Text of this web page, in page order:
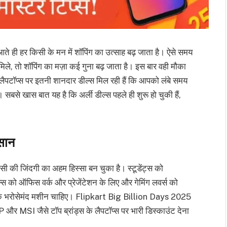
हर किसी के मन में शॉपिंग का उत्साह बढ़ जाता है। ऐसे समय
तो शॉपिंग का मज़ा कई गुना बढ़ जाता है। इस बार वही मौका
पर इतनी शानदार डील्स मिल रही हैं कि आपको लंबे समय
खास बात यह है कि अर्ली डील्स पहले ही शुरू हो चुकी हैं,
की जिंदगी का अहम हिस्सा बन चुका है। स्टूडेंट्स को
को ऑफिस वर्क और प्रेजेंटेशन के लिए और गेमिंग लवर्स को
भरोसेमंद मशीन चाहिए। Flipkart Big Billion Days 2025
MSI जैसे टॉप ब्रांड्स के लैपटॉप्स पर भारी डिस्काउंट देना